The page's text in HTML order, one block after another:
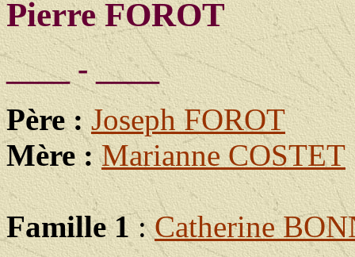
Pierre FOROT
____ - ____
Père :Joseph FOROT
Mère :Marianne COSTET
Famille 1:Catherine